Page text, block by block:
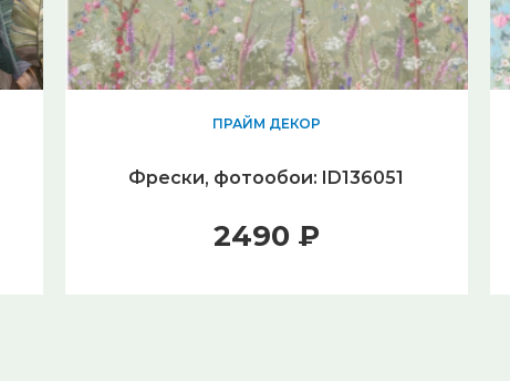
ПРАЙМ ДЕКОР
Фрески, фотообои: ID136051
2490 ₽